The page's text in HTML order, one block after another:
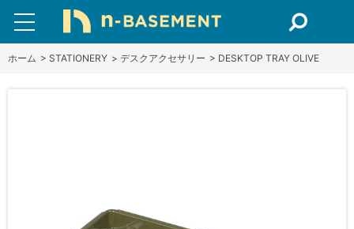
ホーム > STATIONERY > デスクアクセサリー > DESKTOP TRAY OLIVE